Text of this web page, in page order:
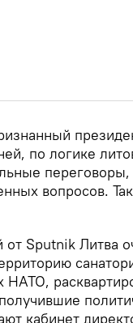
по логике
вопросов.
Sputnik Литва
кабинет